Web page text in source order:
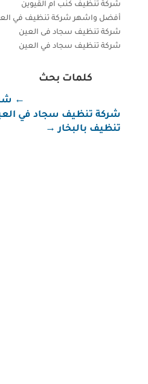
شركة تنظيف كنب ام القيوين
أفضل واشهر شركة تنظيف في
شركة تنظيف سجاد فى العين
شركة تنظيف سجاد في العين
كلمات بحث
←
تنظيف بالبخار→